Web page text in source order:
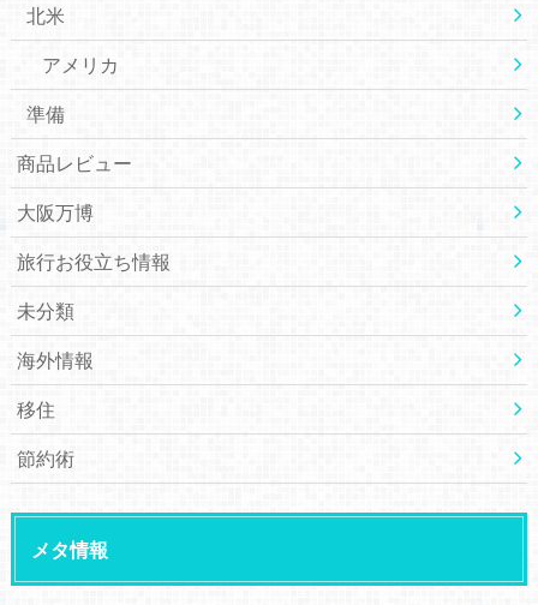
北米
アメリカ
準備
商品レビュー
大阪万博
旅行お役立ち情報
未分類
海外情報
移住
節約術
メタ情報